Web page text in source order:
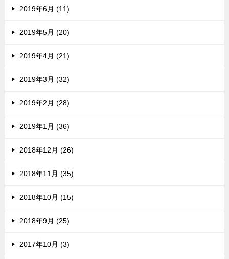
2019年6月 (11)
2019年5月 (20)
2019年4月 (21)
2019年3月 (32)
2019年2月 (28)
2019年1月 (36)
2018年12月 (26)
2018年11月 (35)
2018年10月 (15)
2018年9月 (25)
2017年10月 (3)